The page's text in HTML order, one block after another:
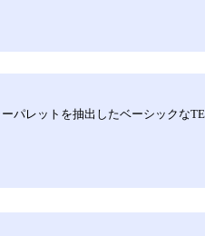
パレットを抽出したベーシックな